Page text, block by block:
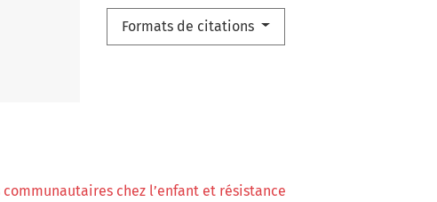
Formats de citations
chez l’enfant et résistance